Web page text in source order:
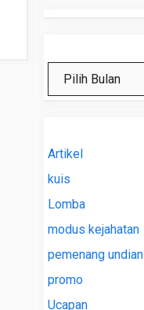
Artikel
kuis
Lomba
modus kejahatan
pemenang undian
promo
Ucapan